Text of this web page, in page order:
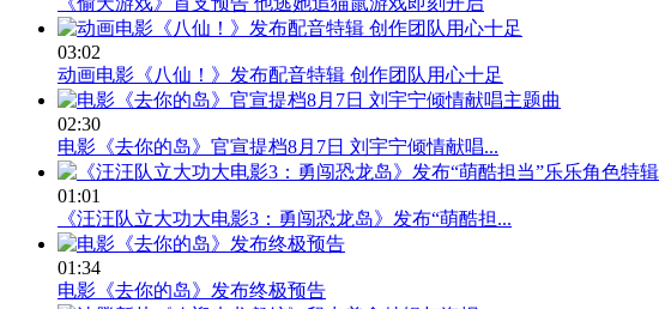
03:02
动画电影《八仙！》发布配音特辑 创作团队用心十足
02:30
电影《去你的岛》官宣提档8月7日 刘宇宁倾情献唱...
01:01
《汪汪队立大功大电影3：勇闯恐龙岛》发布“萌酷担...
01:34
电影《去你的岛》发布终极预告